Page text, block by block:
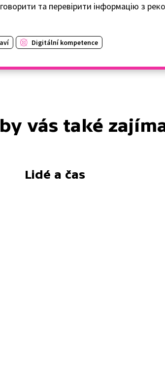
та перевірити інформацію з
Digitální kompetence
vás také
Lidé a čas